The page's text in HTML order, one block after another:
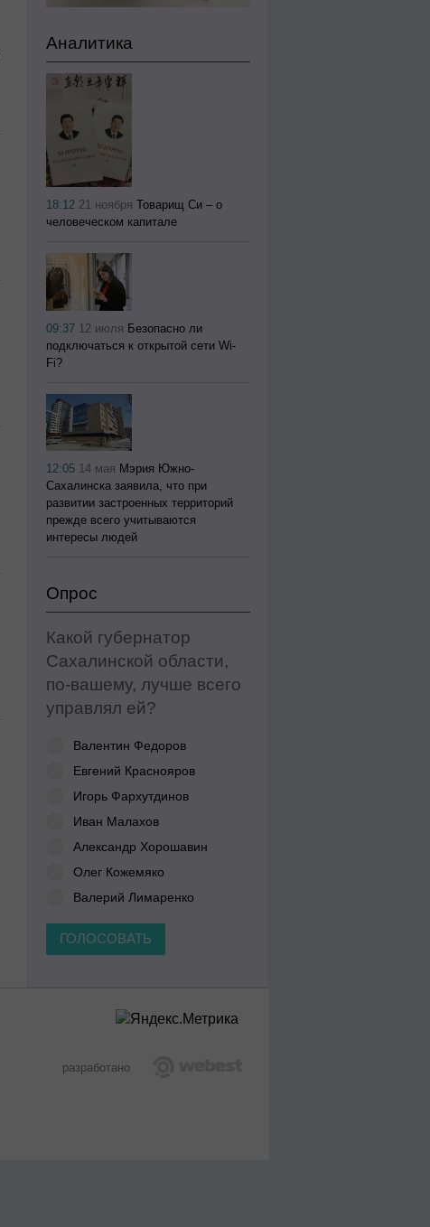
Аналитика
18:12 21 ноября Товарищ Си – о
человеческом капитале
09:37 12 июля Безопасно ли
подключаться к открытой сети Wi-
Fi?
12:05 14 мая Мэрия Южно-
Сахалинска заявила, что при
развитии застроенных территорий
прежде всего учитываются
интересы людей
Опрос
Какой губернатор
Сахалинской области,
по-вашему, лучше всего
управлял ей?
Валентин Федоров
Евгений Краснояров
Игорь Фархутдинов
Иван Малахов
Александр Хорошавин
Олег Кожемяко
Валерий Лимаренко
ГОЛОСОВАТЬ
разработано